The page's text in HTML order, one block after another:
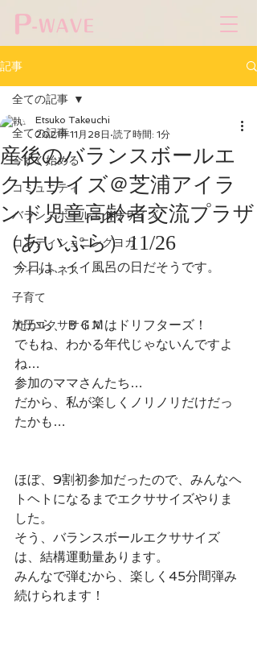
記事
全ての記事
今すぐ始める
コミュニティ
バランスボールエクササイズ
コンディショニングヨガ
フィットネス
子育て
加圧エクササイズ
全ての記事
産後のバランスボールエ
クササイズ＠芝浦アイラ
ンド児童高齢者交流プラザ
（あいぷら）11/26
Etsuko Takeuchi
2021年11月28日 読了時間: 1分
今日は、イイ風呂の日だそうです。
だから、ＢＧＭはドリフターズ！
でもね、わかる年代じゃないんですよ
ね…
参加のママさんたち…
だから、私が楽しくノリノリだけだっ
たかも…
ほぼ、9割初参加だったので、みんなヘ
トヘトになるまでエクササイズやりま
した。
そう、バランスボールエクササイズ
は、結構運動量あります。
みんなで弾むから、楽しく45分間弾み
続けられます！